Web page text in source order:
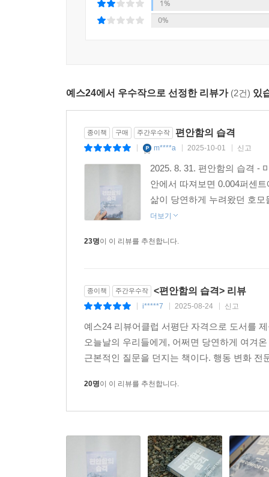
우리는 이제 거의 움직이지 않는다. 미국 정부가
인류는 단지 창의성, 정신적 건강만 잃는 것이
불편함을 감수하지 않는다면 즉, 편안함이 점점
병든 존재가 될 것이다.
중독에서 마침내 벗어난 변화의 기록이자
인간다운 삶을 회복하기 위한 여정
“이 책이 제안하는 여정은 여러 분야의 연구자
부분적으로는 사고방식의 재구성이다. 그리고 그
진화적으로 필요하다는 사실을 이해하기 위한 대
비결을 배우고, 부탄의 종교지도자를 만나 생의
연결되는 것의 중요성, 신체 활동 부족이 초래
기능하도록 하는 생존 메커니즘이라는 연구 결
증가했지만 의미 있는 연결이 줄어든 현대인의 삶
수년간 쌓아온 방대한 수치와 연구 결과들이 페
요소’를 탐구하는 과정에서 나는 역설적으로 ‘
부른다.
1%
0%
예스24에서 우수작으로 선정한 리뷰가 (2건) 있
종이책 구매 주간우수작 편안함의 습격
m****a 2025-10-01 신고
2025. 8. 31. 편안함의 습격 -
안에서 따져보면 0.004퍼센
삶이 당연하게 누려왔던 호
더보기
23명이 이 리뷰를 추천합니다.
종이책 주간우수작 <편안함의 습격> 리뷰
i*****7 2025-08-24 신고
예스24 리뷰어클럽 서평단 자격으로 도서를
오늘날의 우리들에게, 어쩌면 당연하게 여겨
근본적인 질문을 던지는 책이다. 행동 변화
20명이 이 리뷰를 추천합니다.